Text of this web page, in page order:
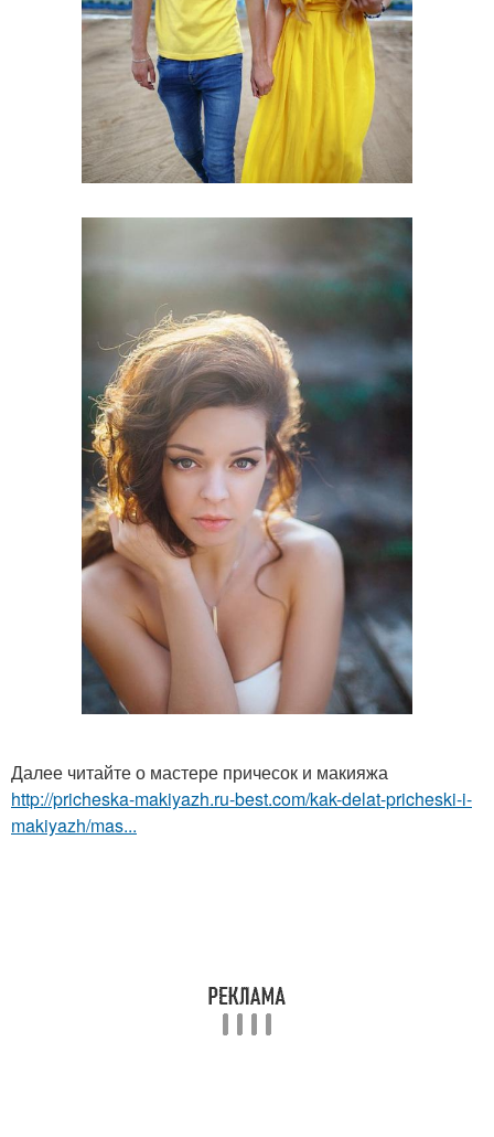
Далее читайте о мастере причесок и макияжа
http://pricheska-makiyazh.ru-best.com/kak-delat-pricheski-i-
makiyazh/mas...